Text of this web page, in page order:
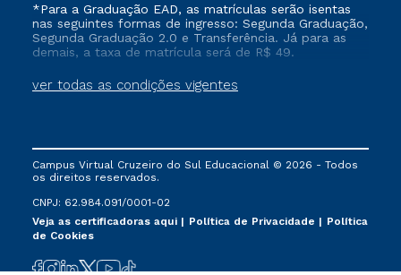
ver todas as condições vigentes
*Para a Graduação EAD, as matrículas serão isentas
nas seguintes formas de ingresso: Segunda Graduação,
Segunda Graduação 2.0 e Transferência. Já para as
demais, a taxa de matrícula será de R$ 49.
Campus Virtual Cruzeiro do Sul Educacional © 2026 - Todos
os direitos reservados.
CNPJ: 62.984.091/0001-02
Veja as certificadoras aqui
Política de Privacidade
Política
de Cookies